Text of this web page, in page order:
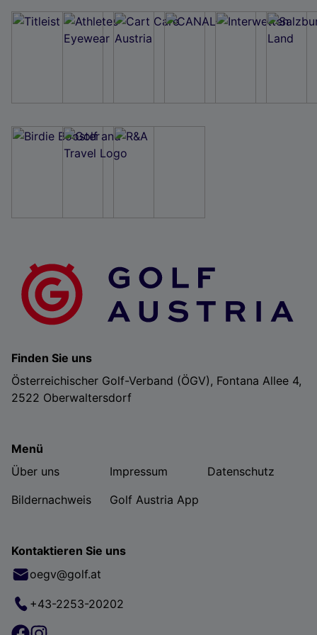
Finden Sie uns
Österreichischer Golf-Verband (ÖGV), Fontana Allee 4,
2522 Oberwaltersdorf
Menü
Über uns
Impressum
Datenschutz
Bildernachweis
Golf Austria App
Kontaktieren Sie uns
oegv@golf.at
+43-2253-20202
Wir und unsere Partner verarbeiten Daten, um
Verwendung genauer Standortdaten. Endgeräteeigenschaften zur Identifikation